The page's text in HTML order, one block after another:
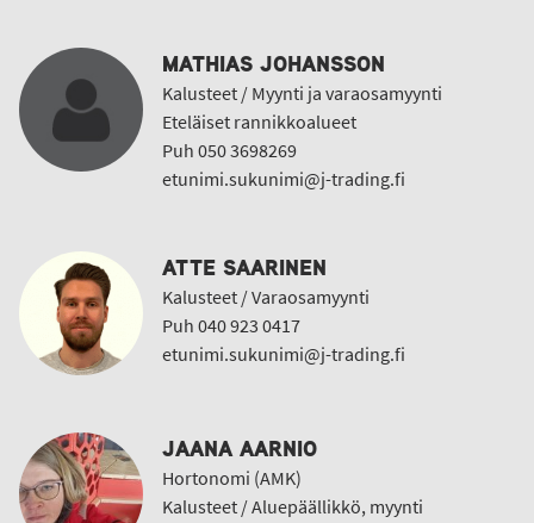
MATHIAS JOHANSSON
Kalusteet / Myynti ja varaosamyynti
Eteläiset rannikkoalueet
Puh 050 3698269
etunimi.sukunimi@j-trading.fi
ATTE SAARINEN
Kalusteet / Varaosamyynti
Puh 040 923 0417
etunimi.sukunimi@j-trading.fi
JAANA AARNIO
Hortonomi (AMK)
Kalusteet / Aluepäällikkö, myynti